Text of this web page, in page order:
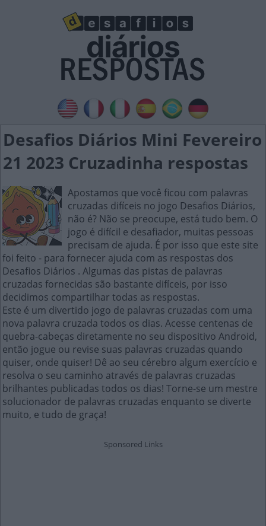
Desafios Diários Mini Fevereiro
21 2023 Cruzadinha respostas
Apostamos que você ficou com palavras
cruzadas difíceis no jogo Desafios Diários,
não é? Não se preocupe, está tudo bem. O
jogo é difícil e desafiador, muitas pessoas
precisam de ajuda. É por isso que este site
foi feito - para fornecer ajuda com as respostas dos
Desafios Diários . Algumas das pistas de palavras
cruzadas fornecidas são bastante difíceis, por isso
decidimos compartilhar todas as respostas.
Este é um divertido jogo de palavras cruzadas com uma
nova palavra cruzada todos os dias. Acesse centenas de
quebra-cabeças diretamente no seu dispositivo Android,
então jogue ou revise suas palavras cruzadas quando
quiser, onde quiser! Dê ao seu cérebro algum exercício e
resolva o seu caminho através de palavras cruzadas
brilhantes publicadas todos os dias! Torne-se um mestre
solucionador de palavras cruzadas enquanto se diverte
muito, e tudo de graça!